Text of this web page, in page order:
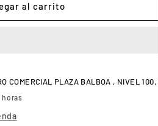
al carrito
COMERCIAL PLAZA BALBOA , NIVEL
horas